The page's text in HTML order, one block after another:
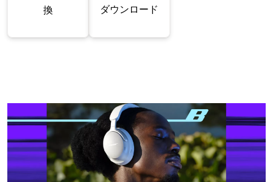
換
ダウンロード